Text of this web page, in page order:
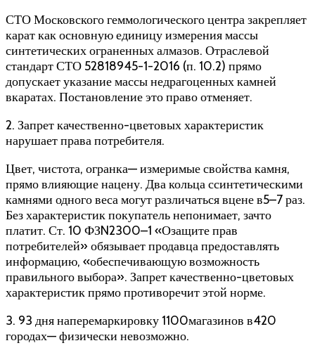
СТО Московского геммологического центра закрепляет
карат как основную единицу измерения массы
синтетических ограненных алмазов. Отраслевой
стандарт СТО 52818945-1-2016 (п. 10.2) прямо
допускает указание массы недрагоценных камней
вкаратах. Постановление это право отменяет.
2. Запрет качественно-цветовых характеристик
нарушает права потребителя.
Цвет, чистота, огранка— измеримые свойства камня,
прямо влияющие нацену. Два кольца ссинтетическими
камнями одного веса могут различаться вцене в5–7 раз.
Без характеристик покупатель непонимает, зачто
платит. Ст. 10 ФЗN2300–1 «Озащите прав
потребителей» обязывает продавца предоставлять
информацию, «обеспечивающую возможность
правильного выбора». Запрет качественно-цветовых
характеристик прямо противоречит этой норме.
3. 93 дня наперемаркировку 1100магазинов в420
городах— физически невозможно.